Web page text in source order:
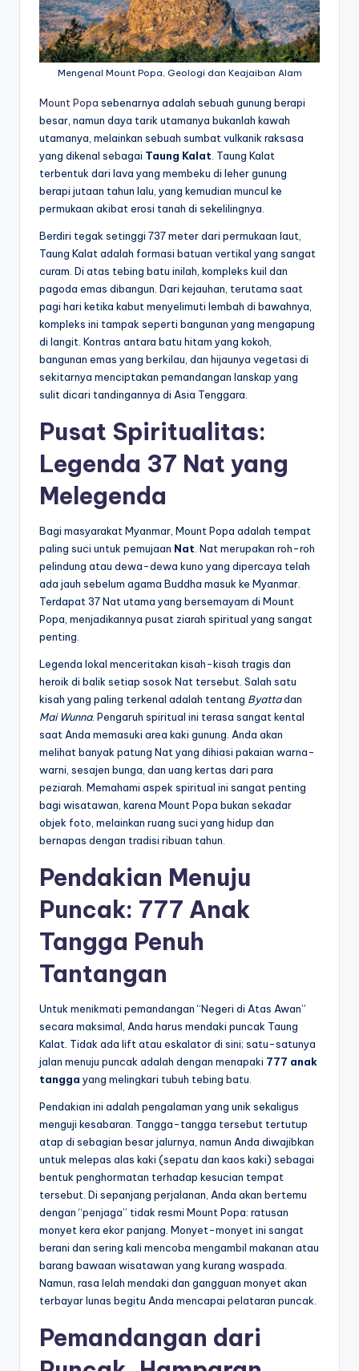
Mengenal Mount Popa, Geologi dan Keajaiban Alam
Mount Popa sebenarnya adalah sebuah gunung berapi
besar, namun daya tarik utamanya bukanlah kawah
utamanya, melainkan sebuah sumbat vulkanik raksasa
yang dikenal sebagai Taung Kalat. Taung Kalat
terbentuk dari lava yang membeku di leher gunung
berapi jutaan tahun lalu, yang kemudian muncul ke
permukaan akibat erosi tanah di sekelilingnya.
Berdiri tegak setinggi 737 meter dari permukaan laut,
Taung Kalat adalah formasi batuan vertikal yang sangat
curam. Di atas tebing batu inilah, kompleks kuil dan
pagoda emas dibangun. Dari kejauhan, terutama saat
pagi hari ketika kabut menyelimuti lembah di bawahnya,
kompleks ini tampak seperti bangunan yang mengapung
di langit. Kontras antara batu hitam yang kokoh,
bangunan emas yang berkilau, dan hijaunya vegetasi di
sekitarnya menciptakan pemandangan lanskap yang
sulit dicari tandingannya di Asia Tenggara.
Pusat Spiritualitas:
Legenda 37 Nat yang
Melegenda
Bagi masyarakat Myanmar, Mount Popa adalah tempat
paling suci untuk pemujaan Nat. Nat merupakan roh-roh
pelindung atau dewa-dewa kuno yang dipercaya telah
ada jauh sebelum agama Buddha masuk ke Myanmar.
Terdapat 37 Nat utama yang bersemayam di Mount
Popa, menjadikannya pusat ziarah spiritual yang sangat
penting.
Legenda lokal menceritakan kisah-kisah tragis dan
heroik di balik setiap sosok Nat tersebut. Salah satu
kisah yang paling terkenal adalah tentang Byattadan
Mai Wunna. Pengaruh spiritual ini terasa sangat kental
saat Anda memasuki area kaki gunung. Anda akan
melihat banyak patung Nat yang dihiasi pakaian warna-
warni, sesajen bunga, dan uang kertas dari para
peziarah. Memahami aspek spiritual ini sangat penting
bagi wisatawan, karena Mount Popa bukan sekadar
objek foto, melainkan ruang suci yang hidup dan
bernapas dengan tradisi ribuan tahun.
Pendakian Menuju
Puncak: 777 Anak
Tangga Penuh
Tantangan
Untuk menikmati pemandangan “Negeri di Atas Awan”
secara maksimal, Anda harus mendaki puncak Taung
Kalat. Tidak ada lift atau eskalator di sini; satu-satunya
jalan menuju puncak adalah dengan menapaki 777 anak
tangga yang melingkari tubuh tebing batu.
Pendakian ini adalah pengalaman yang unik sekaligus
menguji kesabaran. Tangga-tangga tersebut tertutup
atap di sebagian besar jalurnya, namun Anda diwajibkan
untuk melepas alas kaki (sepatu dan kaos kaki) sebagai
bentuk penghormatan terhadap kesucian tempat
tersebut. Di sepanjang perjalanan, Anda akan bertemu
dengan “penjaga” tidak resmi Mount Popa: ratusan
monyet kera ekor panjang. Monyet-monyet ini sangat
berani dan sering kali mencoba mengambil makanan atau
barang bawaan wisatawan yang kurang waspada.
Namun, rasa lelah mendaki dan gangguan monyet akan
terbayar lunas begitu Anda mencapai pelataran puncak.
Pemandangan dari